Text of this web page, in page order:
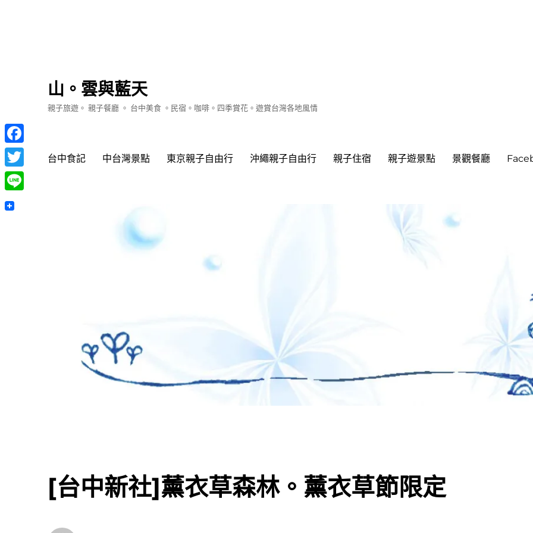
山。雲與藍天
親子旅遊。 親子餐廳 。 台中美食 。民宿。咖啡。四季賞花。遊賞台灣各地風情
台中食記 中台灣景點 東京親子自由行 沖繩親子自由行 親子住宿 親子遊景點 景觀餐廳
[台中新社]薰衣草森林。薰衣草節限定
Facebook
Twitter
Line